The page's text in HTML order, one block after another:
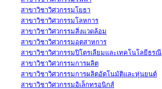
สาขาวิชาวิศวกรรมโยธา
สาขาวิชาวิศวกรรมโลหการ
สาขาวิชาวิศวกรรมสิ่งแวดล้อม
สาขาวิชาวิศวกรรมอุตสาหการ
สาขาวิชาวิศวกรรมปิโตรเลียมและเทคโนโลยีธรณี
สาขาวิชาวิศวกรรมการผลิต
สาขาวิชาวิศวกรรมการผลิตอัตโนมัติและหุ่นยนต์
สาขาวิชาวิศวกรรมอิเล็กทรอนิกส์